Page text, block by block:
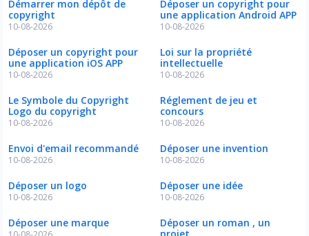
Démarrer mon dépôt de
copyright
10-08-2026
Déposer un copyright pour
une application Android APP
10-08-2026
Déposer un copyright pour
une application iOS APP
10-08-2026
Loi sur la propriété
intellectuelle
10-08-2026
Le Symbole du Copyright
Logo du copyright
10-08-2026
Réglement de jeu et
concours
10-08-2026
Envoi d'email recommandé
10-08-2026
Déposer une invention
10-08-2026
Déposer un logo
10-08-2026
Déposer une idée
10-08-2026
Déposer une marque
Déposer un roman , un